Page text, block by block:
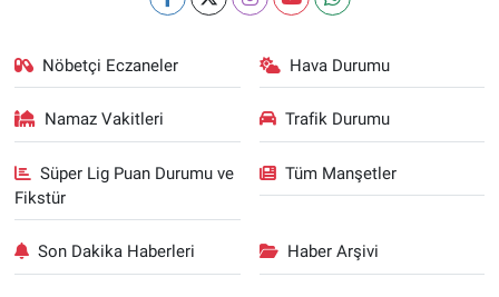
Nöbetçi Eczaneler Hava Durumu
Namaz Vakitleri Trafik Durumu
Süper Lig Puan Durumu ve
Fikstür
Tüm Manşetler
Son Dakika Haberleri Haber Arşivi